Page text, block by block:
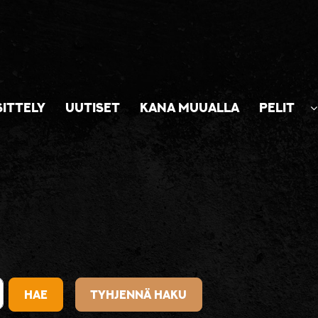
UUTISET KANA MUUALLA PELIT
Hae Tyhjennä haku